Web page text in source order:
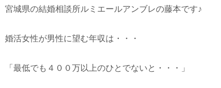
宮城県の結婚相談所ルミエールアンブレの藤本です♪
婚活女性が男性に望む年収は・・・
「最低でも４００万以上のひとでないと・・・」